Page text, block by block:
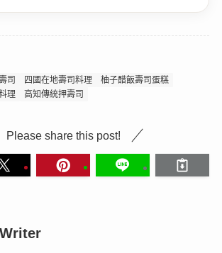
司
四國在地壽司料理
柚子醋飯壽司蛋糕
理
高知傳統押壽司
Please share this post!